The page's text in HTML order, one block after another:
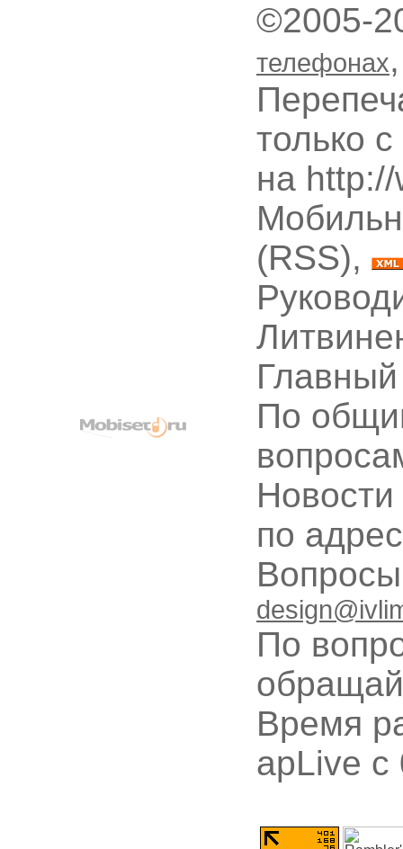
©2005-
телефонах
только
на
(RSS),
По
по
По
Время
apLive c